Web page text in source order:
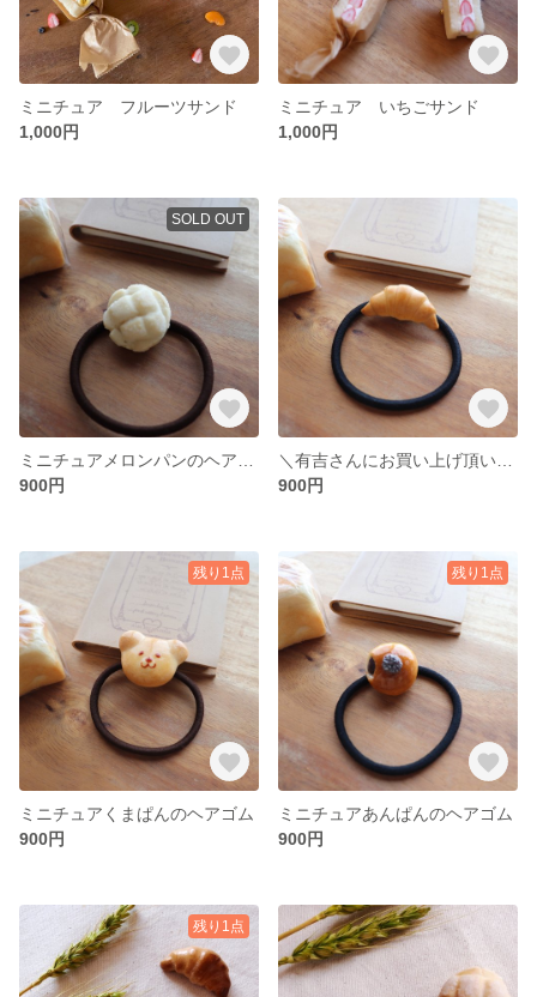
ミニチュア フルーツサンド
1,000円
ミニチュア いちごサンド
1,000円
SOLD OUT
900円
900円
残り1点
ミニチュアくまぱんのヘアゴム
900円
残り1点
ミニチュアあんぱんのヘアゴム
900円
残り1点